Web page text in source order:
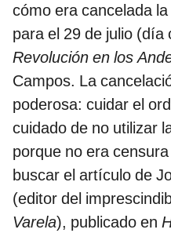
cómo era cancelada
para el 29 de julio
Revolución en los
Campos. La
poderosa: cuidar el
cuidado de no utilizar
porque no era
buscar el artículo de
(editor del
Varela), publicado en